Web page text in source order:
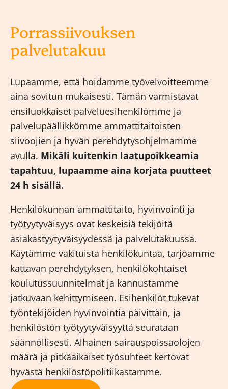
Porrassiivouksen
palvelutakuu
Lupaamme, että hoidamme työvelvoitteemme
aina sovitun mukaisesti. Tämän varmistavat
ensiluokkaiset palveluesihenkilömme ja
palvelupäällikkömme ammattitaitoisten
siivoojien ja hyvän perehdytysohjelmamme
avulla. Mikäli kuitenkin laatupoikkeamia
tapahtuu, lupaamme aina korjata puutteet
24 h sisällä.
Henkilökunnan ammattitaito, hyvinvointi ja
työtyytyväisyys ovat keskeisiä tekijöitä
asiakastyytyväisyydessä ja palvelutakuussa.
Käytämme vakituista henkilökuntaa, tarjoamme
kattavan perehdytyksen, henkilökohtaiset
koulutussuunnitelmat ja kannustamme
jatkuvaan kehittymiseen. Esihenkilöt tukevat
työntekijöiden hyvinvointia päivittäin, ja
henkilöstön työtyytyväisyyttä seurataan
säännöllisesti. Alhainen sairauspoissaolojen
määrä ja pitkäaikaiset työsuhteet kertovat
hyvästä henkilöstöpolitiikastamme.